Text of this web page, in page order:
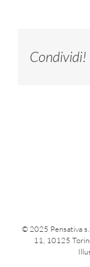
Condividi!
© 2025 Pensativa
11, 10125